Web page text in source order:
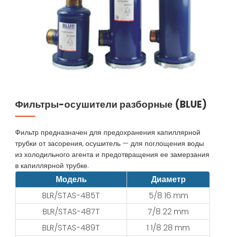
Фильтры-осушители разборные (BLUE)
Фильтр предназначен для предохранения капиллярной
трубки от засорения, осушитель — для поглощения воды
из холодильного агента и предотвращения ее замерзания
в капиллярной трубке.
Модель
Диаметр
BLR/STAS-485T
5/8 16 mm
BLR/STAS-487T
7/8 22 mm
BLR/STAS-489T
1 1/8 28 mm